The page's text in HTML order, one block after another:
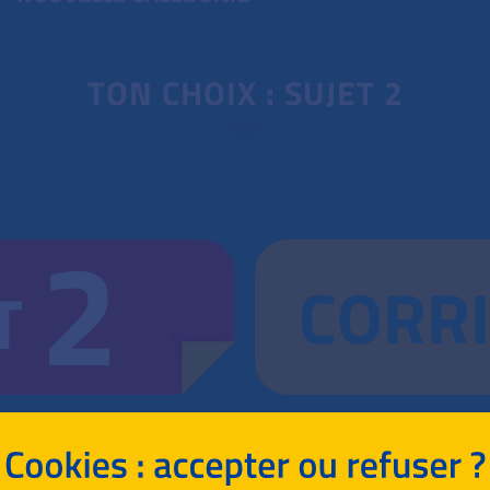
TON CHOIX : SUJET 2
2